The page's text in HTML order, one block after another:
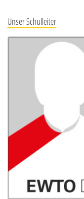
Unser Schulleiter